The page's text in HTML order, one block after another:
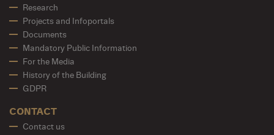
Research
Projects and Infoportals
Documents
Mandatory Public Information
For the Media
History of the Building
GDPR
CONTACT
Contact us